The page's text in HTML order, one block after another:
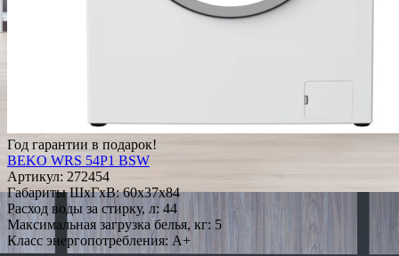
Год гарантии в подарок!
BEKO WRS 54P1 BSW
Артикул: 272454
Габариты ШxГxВ: 60x37x84
Расход воды за стирку, л: 44
Максимальная загрузка белья, кг: 5
Класс энергопотребления: A+